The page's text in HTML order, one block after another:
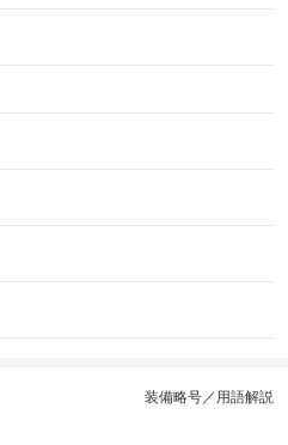
装備略号／用語解説